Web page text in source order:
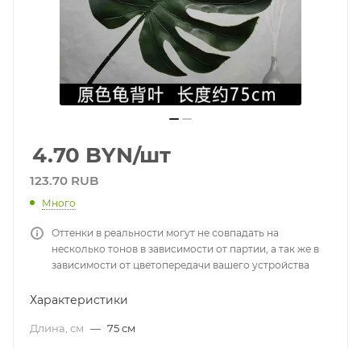
4.70 BYN/шт
123.70 RUB
Много
Оттенки в реальности могут не совпадать на
несколько тонов в зависимости от партии, а так же в
зависимости от цветопередачи вашего устройства
Характеристики
Длина, см — 75 см